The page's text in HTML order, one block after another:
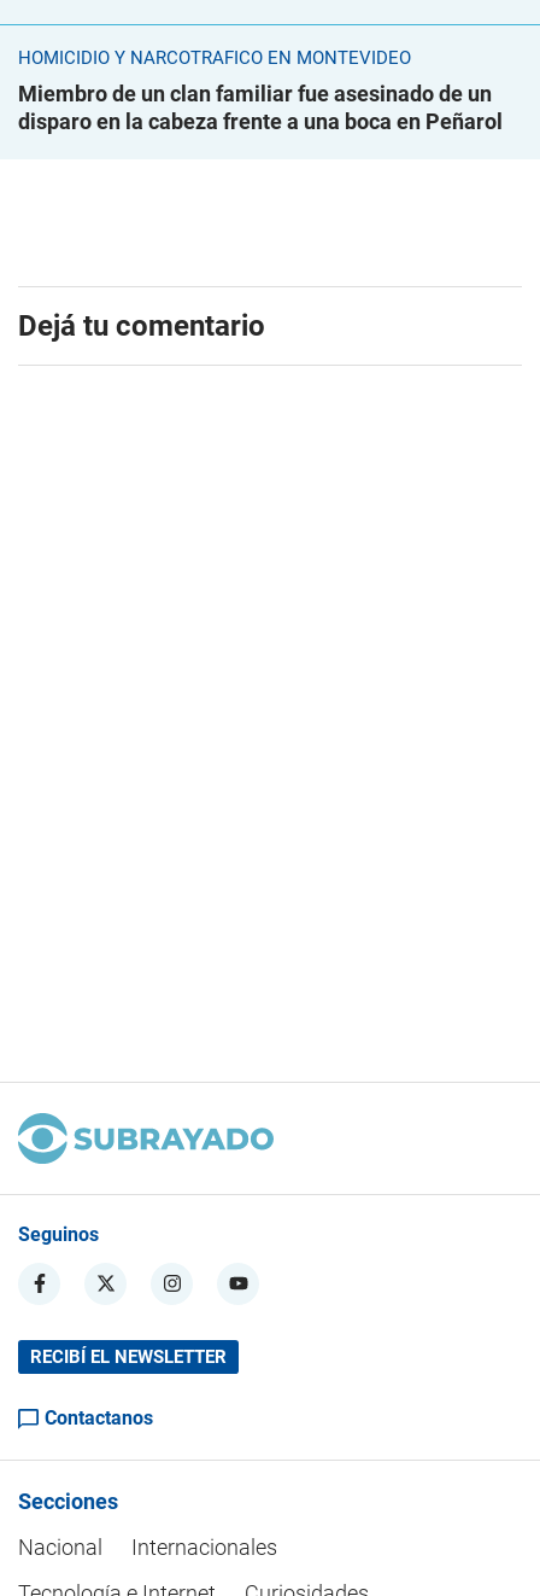
HOMICIDIO Y NARCOTRÁFICO EN MONTEVIDEO
Miembro de un clan familiar fue asesinado de un
disparo en la cabeza frente a una boca en Peñarol
Dejá tu comentario
Seguinos
RECIBÍ EL NEWSLETTER
Contactanos
Secciones
Nacional
Internacionales